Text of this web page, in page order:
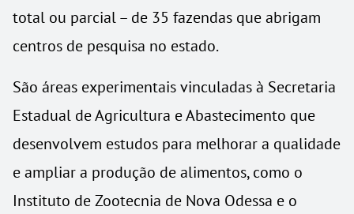
total ou parcial – de 35 fazendas que abrigam
centros de pesquisa no estado.
São áreas experimentais vinculadas à Secretaria
Estadual de Agricultura e Abastecimento que
desenvolvem estudos para melhorar a qualidade
e ampliar a produção de alimentos, como o
Instituto de Zootecnia de Nova Odessa e o